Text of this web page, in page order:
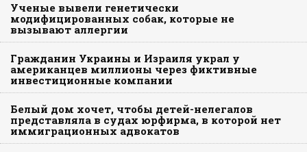
Ученые вывели генетически
модифицированных собак, которые не
вызывают аллергии
Гражданин Украины и Израиля украл у
американцев миллионы через фиктивные
инвестиционные компании
Белый дом хочет, чтобы детей-нелегалов
представляла в судах юрфирма, в которой нет
иммиграционных адвокатов